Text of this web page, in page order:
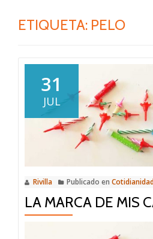
ETIQUETA: PELO
31
JUL
Rivilla Publicado en
LA MARCA DE MIS